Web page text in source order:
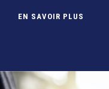
EN SAVOIR PLUS